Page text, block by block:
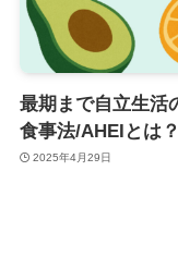
最期まで自立生活
食事法/AHEIとは？
2025年4月29日